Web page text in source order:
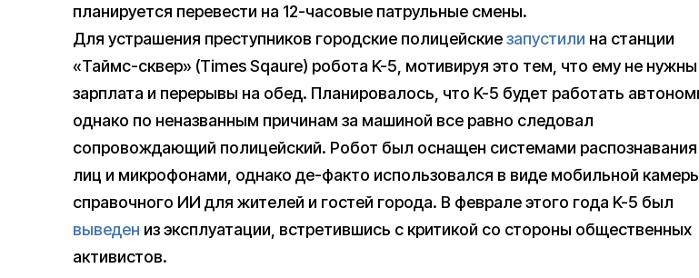
планируется перевести на 12-часовые патрульные смены.
Для устрашения преступников городские полицейскиезапустили на станции
«Таймс-сквер» (Times Sqaure) робота K-5, мотивируя это тем, что ему не нужны
зарплата и перерывы на обед. Планировалось, что K-5 будет работать
однако по неназванным причинам за машиной все равно следовал
сопровождающий полицейский. Робот был оснащен системами распознавания
лиц и микрофонами, однако де-факто использовался в виде мобильной
справочного ИИ для жителей и гостей города. В феврале этого года K-5 был
выведен из эксплуатации, встретившись с критикой со стороны общественных
активистов.